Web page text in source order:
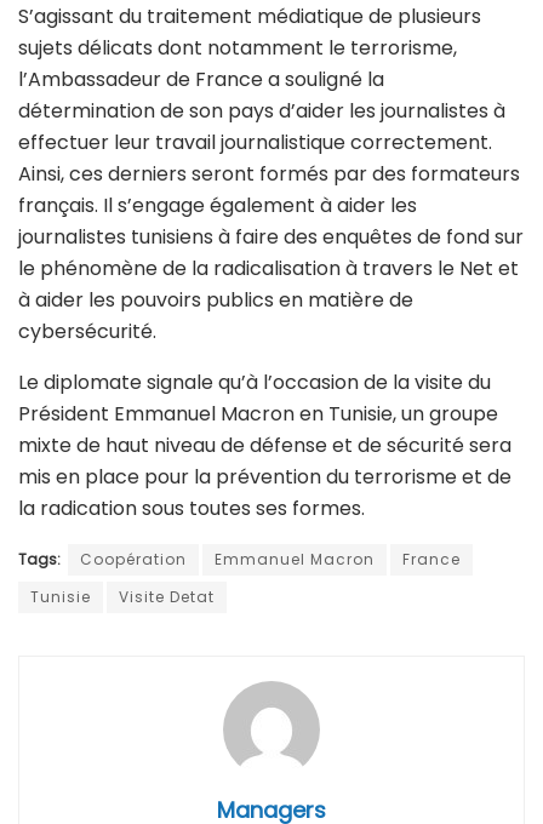
S’agissant du traitement médiatique de plusieurs
sujets délicats dont notamment le terrorisme,
l’Ambassadeur de France a souligné la
détermination de son pays d’aider les journalistes à
effectuer leur travail journalistique correctement.
Ainsi, ces derniers seront formés par des formateurs
français. Il s’engage également à aider les
journalistes tunisiens à faire des enquêtes de fond sur
le phénomène de la radicalisation à travers le Net et
à aider les pouvoirs publics en matière de
cybersécurité.
Le diplomate signale qu’à l’occasion de la visite du
Président Emmanuel Macron en Tunisie, un groupe
mixte de haut niveau de défense et de sécurité sera
mis en place pour la prévention du terrorisme et de
la radication sous toutes ses formes.
Tags: Coopération Emmanuel Macron
France
Tunisie
Visite Detat
Managers